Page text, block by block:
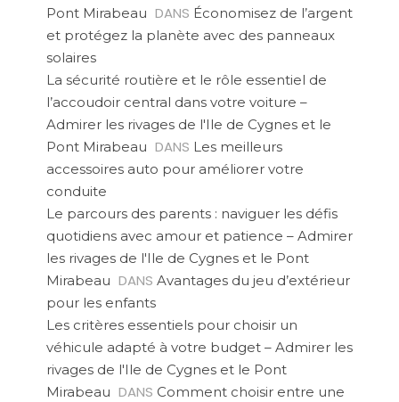
Pont Mirabeau DANS Économisez de l’argent
et protégez la planète avec des panneaux
solaires
La sécurité routière et le rôle essentiel de
l’accoudoir central dans votre voiture –
Admirer les rivages de l'Ile de Cygnes et le
Pont Mirabeau DANS Les meilleurs
accessoires auto pour améliorer votre
conduite
Le parcours des parents : naviguer les défis
quotidiens avec amour et patience – Admirer
les rivages de l'Ile de Cygnes et le Pont
Mirabeau DANS Avantages du jeu d’extérieur
pour les enfants
Les critères essentiels pour choisir un
véhicule adapté à votre budget – Admirer les
rivages de l'Ile de Cygnes et le Pont
Mirabeau DANS Comment choisir entre une